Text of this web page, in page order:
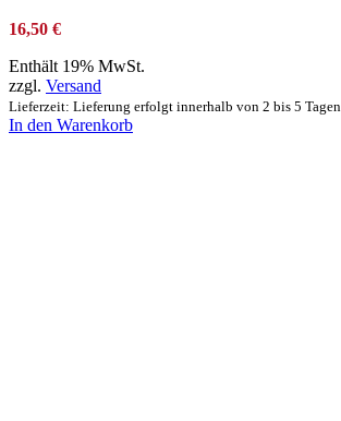
16,50 €
Enthält 19% MwSt.
zzgl. Versand
Lieferzeit: Lieferung erfolgt innerhalb von 2 bis 5 Tagen
In den Warenkorb